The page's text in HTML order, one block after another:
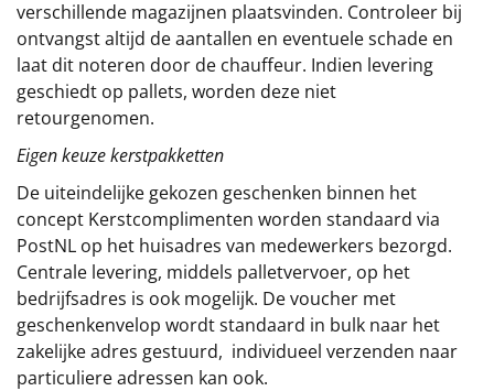
verschillende magazijnen plaatsvinden. Controleer bij
ontvangst altijd de aantallen en eventuele schade en
laat dit noteren door de chauffeur. Indien levering
geschiedt op pallets, worden deze niet
retourgenomen.
Eigen keuze kerstpakketten
De uiteindelijke gekozen geschenken binnen het
concept Kerstcomplimenten worden standaard via
PostNL op het huisadres van medewerkers bezorgd.
Centrale levering, middels palletvervoer, op het
bedrijfsadres is ook mogelijk. De voucher met
geschenkenvelop wordt standaard in bulk naar het
zakelijke adres gestuurd, individueel verzenden naar
particuliere adressen kan ook.